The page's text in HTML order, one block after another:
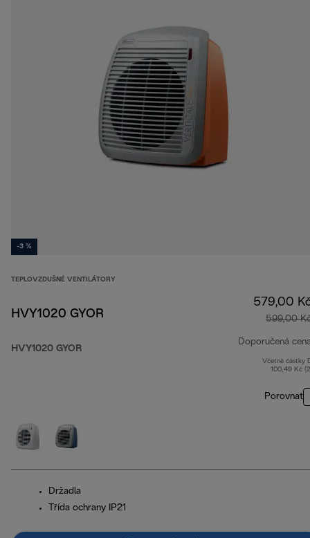
-3 %
TEPLOVZDUŠNÉ VENTILÁTORY
HVY1020 GYOR
HVY1020 GYOR
579,00
599,00
Doporučená
Včetně částky
100,49 Kč
Porovnat
Držadla
Třída ochrany IP21